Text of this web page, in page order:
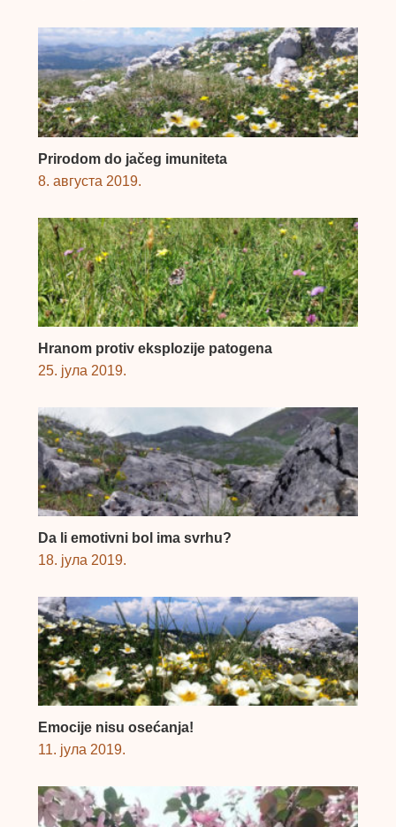
Prirodom do jačeg imuniteta
8. августа 2019.
Hranom protiv eksplozije patogena
25. јула 2019.
Da li emotivni bol ima svrhu?
18. јула 2019.
Emocije nisu osećanja!
11. јула 2019.